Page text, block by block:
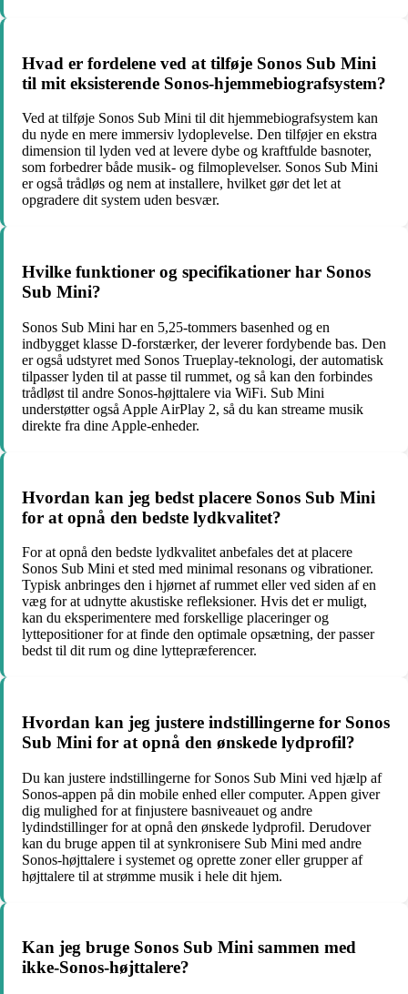
Hvad er fordelene ved at tilføje Sonos Sub Mini
til mit eksisterende Sonos-hjemmebiografsystem?
Ved at tilføje Sonos Sub Mini til dit hjemmebiografsystem kan
du nyde en mere immersiv lydoplevelse. Den tilføjer en ekstra
dimension til lyden ved at levere dybe og kraftfulde basnoter,
som forbedrer både musik- og filmoplevelser. Sonos Sub Mini
er også trådløs og nem at installere, hvilket gør det let at
opgradere dit system uden besvær.
Hvilke funktioner og specifikationer har Sonos
Sub Mini?
Sonos Sub Mini har en 5,25-tommers basenhed og en
indbygget klasse D-forstærker, der leverer fordybende bas. Den
er også udstyret med Sonos Trueplay-teknologi, der automatisk
tilpasser lyden til at passe til rummet, og så kan den forbindes
trådløst til andre Sonos-højttalere via WiFi. Sub Mini
understøtter også Apple AirPlay 2, så du kan streame musik
direkte fra dine Apple-enheder.
Hvordan kan jeg bedst placere Sonos Sub Mini
for at opnå den bedste lydkvalitet?
For at opnå den bedste lydkvalitet anbefales det at placere
Sonos Sub Mini et sted med minimal resonans og vibrationer.
Typisk anbringes den i hjørnet af rummet eller ved siden af en
væg for at udnytte akustiske refleksioner. Hvis det er muligt,
kan du eksperimentere med forskellige placeringer og
lyttepositioner for at finde den optimale opsætning, der passer
bedst til dit rum og dine lyttepræferencer.
Hvordan kan jeg justere indstillingerne for Sonos
Sub Mini for at opnå den ønskede lydprofil?
Du kan justere indstillingerne for Sonos Sub Mini ved hjælp af
Sonos-appen på din mobile enhed eller computer. Appen giver
dig mulighed for at finjustere basniveauet og andre
lydindstillinger for at opnå den ønskede lydprofil. Derudover
kan du bruge appen til at synkronisere Sub Mini med andre
Sonos-højttalere i systemet og oprette zoner eller grupper af
højttalere til at strømme musik i hele dit hjem.
Kan jeg bruge Sonos Sub Mini sammen med
ikke-Sonos-højttalere?